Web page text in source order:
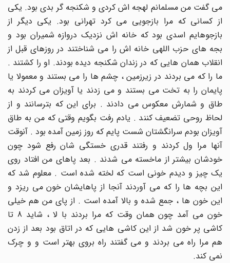
می گفت من مسلمانم لهجه اش کردی و شکنجه گر بدی بود. یکی
از کسانی که مرا بازجویی می کرد تهرانی بود. یکی دیگر از
بازجوهایم اسدی بود که خانه اش نزدیک دروازه شمیران بود و
بجه های حزب اللهی خانه اش را می شناختند در روزهای قبل از
انقلاب همان هایی که در زندان شکنجه دیده بودند. او را کشتند .
ما را که می بردند در زیرزمین ، چشم ها را می بستند و معمولا یا
پایمان را به تخت می بستند و می زدند یا آویزان می کردند به
طاق و شمارش معکوس می دادند . برای این که بترسانند و از
لحاظ روحی تضعیف کنند . یادم رفت بگویم وقتی که من به طاق
آویزان بودم سرانگشتان شست پایم که روز زمین آمده بود . آنوقت
آنها مرا ول کردند و رفتند قدری خستگی شان رفع شود چون
خودشان بیشتر از ماخسته می شدند . بعد پاهای من افتاد روی
یک چیز و دیدم خونی است که لخته شده است . معلوم شد که
این بچه ها را که می آوردند آنجا از پاهایشان خون می ریزد و
این خون ها ، جمع شده و بالا آمده است . از پای من هم خیلی
خون می آمد چون همان وقت که مرا بردند با لا ، شاید 8 تا
کاشی پر خون شد از این کاشی هایی که در اتاق بود بعد از زدن
هم مرا راه می بردند و می گفتند راه بروی بهتر است و و چرک
نمی کند.